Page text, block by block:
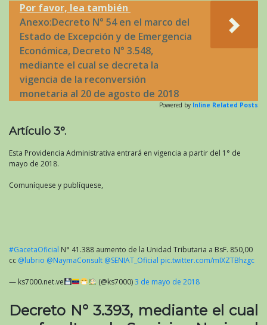
Por favor, lea también
Anexo:Decreto N° 54 en el marco del
Estado de Excepción y de Emergencia
Económica, Decreto N° 3.548,
mediante el cual se decreta la
vigencia de la reconversión
monetaria al 20 de agosto de 2018
Powered by Inline Related Posts
Artículo 3°.
Esta Providencia Administrativa entrará en vigencia a partir del 1° de
mayo de 2018.
Comuníquese y publíquese,
#GacetaOficial N° 41.388 aumento de la Unidad Tributaria a BsF. 850,00
cc @lubrio @NaymaConsult @SENIAT_Oficial pic.twitter.com/mIXZTBhzgc
— ks7000.net.ve (@ks7000)3 de mayo de 2018
Decreto N° 3.393, mediante el cual